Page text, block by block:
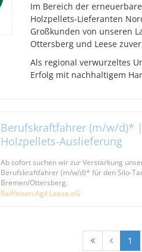
Im Bereich der
Holzpellets-Lieferanten
Großkunden von unseren
Ottersberg und Leese
Als regional verwurzeltes
Erfolg mit nachhaltigem
Berufskraftfahrer (m/w/d)*
Holzpellets-Auslieferung
Ab sofort suchen wir zur Verstärkung
Berufskraftfahrer (m/w/d)* für den Silo-
Bremen/Ottersberg.
Raiffeisen Agil Leese eG
1